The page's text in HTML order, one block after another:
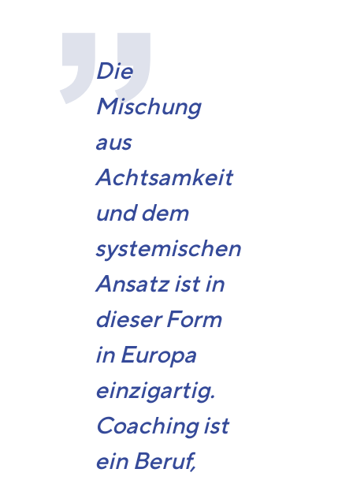
Die
Mischung
aus
Achtsamkeit
und dem
systemischen
Ansatz ist in
dieser Form
in Europa
einzigartig.
Coaching ist
ein Beruf,